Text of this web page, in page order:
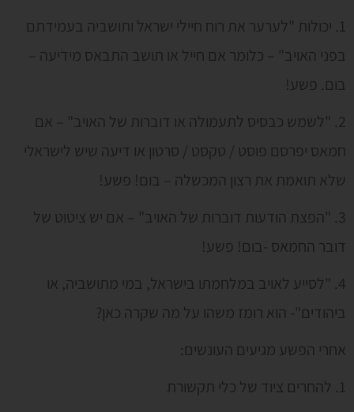
1. יכולות "לערער את רוח חיילי ישראל ותושביה בעמידתם
בפני האויב" – כלומר אם חייל או תושב התבאס מידיעה –
בום. פשע!
2. "לשמש כבסיס לתעמולה או דוברות של האויב" – אם
חמאס יפרסם פוסט / טקסט / סרטון או דיעה שיש לישראלי
שלא תואמת את רצון המכשלה – בום! פשע!
3. "הפצת הודעות דוברות של האויב" – אם יש ציטוט של
דובר החמאס -בום! פשע!
4. "לסייע לאויב במלחמתו בישראל, במי מתושביה, או
ביהודים"- הוא רומז משהו על מה שקרה כאן?
אחרי הפשע מגיעים העונשים:
1. להחרים ציוד של כלי תקשורת